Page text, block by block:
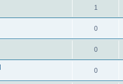
1
0
0
0